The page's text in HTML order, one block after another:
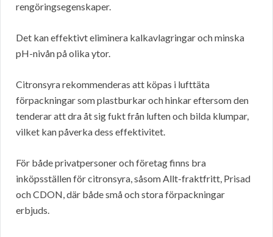
rengöringsegenskaper.
Det kan effektivt eliminera kalkavlagringar och minska
pH-nivån på olika ytor.
Citronsyra rekommenderas att köpas i lufttäta
förpackningar som plastburkar och hinkar eftersom den
tenderar att dra åt sig fukt från luften och bilda klumpar,
vilket kan påverka dess effektivitet.
För både privatpersoner och företag finns bra
inköpsställen för citronsyra, såsom Allt-fraktfritt, Prisad
och CDON, där både små och stora förpackningar
erbjuds.